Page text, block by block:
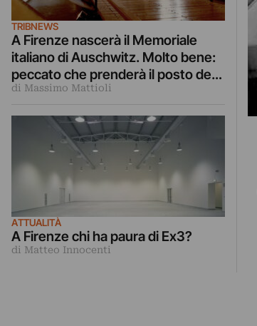
TRIBNEWS
A Firenze nascerà il Memoriale
italiano di Auschwitz. Molto bene:
peccato che prenderà il posto del
centro d’arte Ex3
di Massimo Mattioli
ATTUALITÀ
A Firenze chi ha paura di Ex3?
di Matteo Innocenti